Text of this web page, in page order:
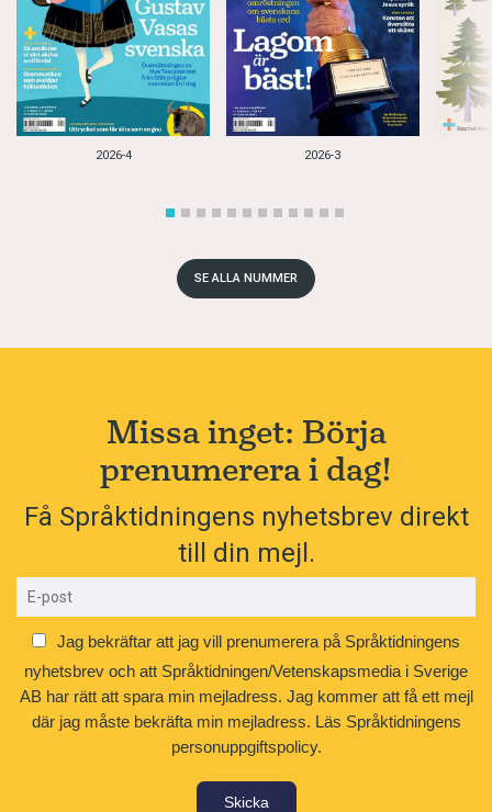
2026-4 2026-3
SE ALLA NUMMER
Missa inget: Börja
prenumerera i dag!
Få Språktidningens nyhetsbrev direkt
till din mejl.
Jag bekräftar att jag vill prenumerera på Språktidningens
nyhetsbrev och att Språktidningen/Vetenskapsmedia i Sverige
AB har rätt att spara min mejladress. Jag kommer att få ett mejl
där jag måste bekräfta min mejladress. Läs Språktidningens
personuppgiftspolicy.
Skicka